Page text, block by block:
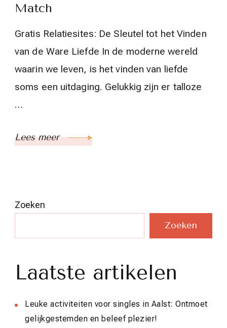
Match
Gratis Relatiesites: De Sleutel tot het Vinden
van de Ware Liefde In de moderne wereld
waarin we leven, is het vinden van liefde
soms een uitdaging. Gelukkig zijn er talloze
…
Lees meer
Zoeken
Zoeken
Laatste artikelen
Leuke activiteiten voor singles in Aalst: Ontmoet
gelijkgestemden en beleef plezier!